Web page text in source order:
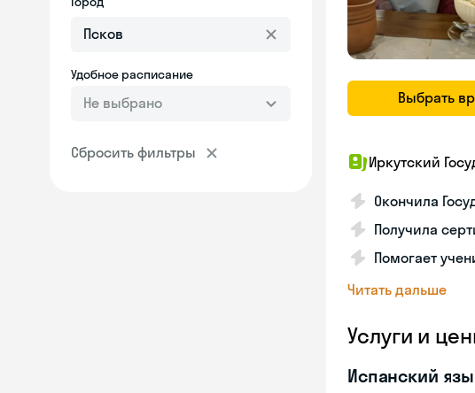
Удобное расписание
Не выбрано
Сбросить фильтры
Выбрать
Иркутский
Окончила
Получила
Помогает
Читать дальше
Услуги и
Испанский